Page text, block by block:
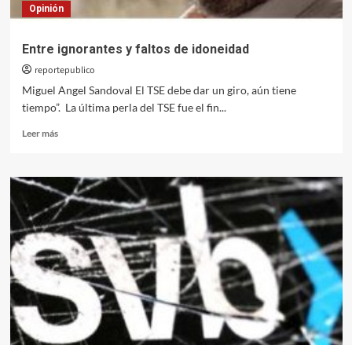
Opinión
Entre ignorantes y faltos de idoneidad
reportepublico
Miguel Angel Sandoval El TSE debe dar un giro, aún tiene
tiempo”. La última perla del TSE fue el fin...
Leer másLeer
Entre
ignorantes
y
faltos
de
idoneidad